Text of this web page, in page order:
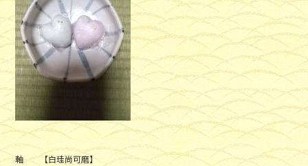
軸 【白珪尚可磨】